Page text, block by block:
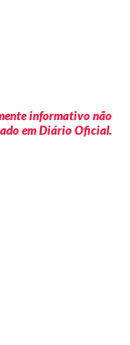
informativo não
em Diário Oficial.